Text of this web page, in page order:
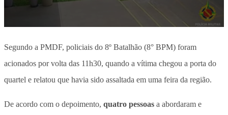
Segundo a PMDF, policiais do 8º Batalhão (8° BPM) foram
acionados por volta das 11h30, quando a vítima chegou a porta do
quartel e relatou que havia sido assaltada em uma feira da região.
De acordo com o depoimento, quatro pessoas a abordaram e